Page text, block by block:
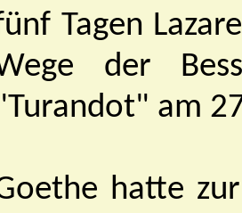
Tagen
der
am
hatte